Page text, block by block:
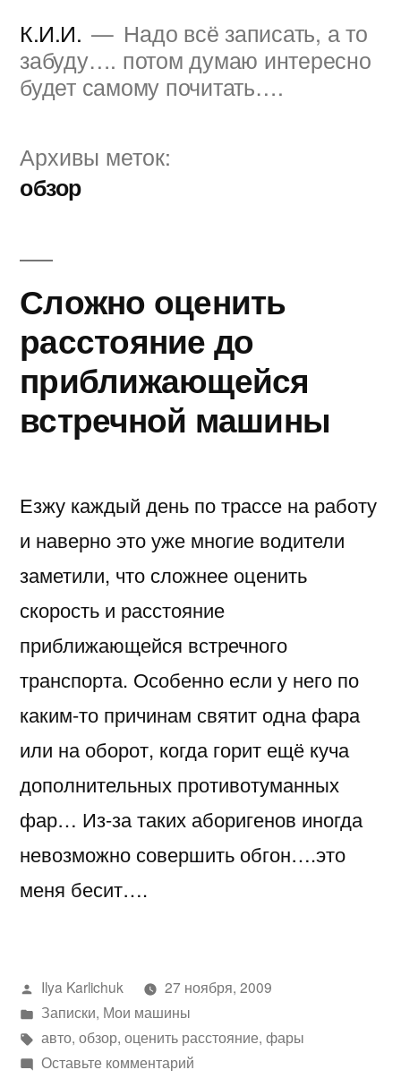
содержимому
К.И.И.
Надо всё записать, а то
забуду…. потом думаю интересно
будет самому почитать….
Архивы меток:
обзор
Сложно оценить
расстояние до
приближающейся
встречной машины
Езжу каждый день по трассе на работу
и наверно это уже многие водители
заметили, что сложнее оценить
скорость и расстояние
приближающейся встречного
транспорта. Особенно если у него по
каким-то причинам святит одна фара
или на оборот, когда горит ещё куча
дополнительных противотуманных
фар… Из-за таких аборигенов иногда
невозможно совершить обгон….это
меня бесит….
Написано
автором
Ilya Karlichuk
27 ноября, 2009
Написано
в
Записки, Мои машины
Метки:
авто, обзор, оценить расстояние, фары
Оставьте комментарийк